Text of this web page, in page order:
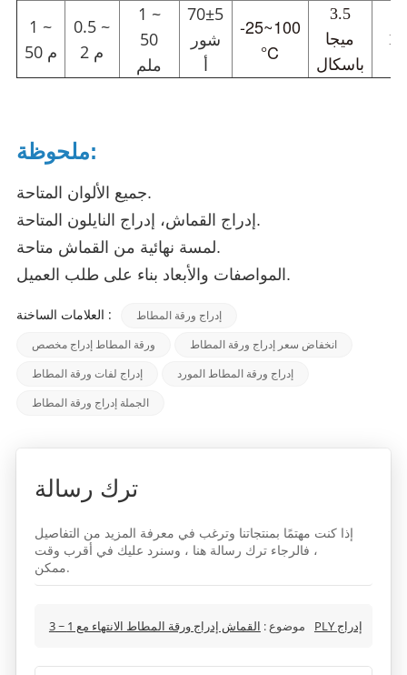
1 ~
50 م
0.5 ~
2 م
1 ~
50
ملم
70±5
شور
أ
-25~100
°C
3.5
ميجا
باسكال
ملحوظة:
جميع الألوان المتاحة.
إدراج القماش، إدراج النايلون المتاحة.
لمسة نهائية من القماش متاحة.
المواصفات والأبعاد بناء على طلب العميل.
العلامات الساخنة : إدراج ورقة المطاط
ورقة المطاط إدراج مخصص انخفاض سعر إدراج ورقة المطاط
إدراج لفات ورقة المطاط إدراج ورقة المطاط المورد
الجملة إدراج ورقة المطاط
ترك رسالة
إذا كنت مهتمًا بمنتجاتنا وترغب في معرفة المزيد من التفاصيل
، فالرجاء ترك رسالة هنا ، وسنرد عليك في أقرب وقت
ممكن.
موضوع : القماش إدراج ورقة المطاط الانتهاء مع 1 ~ 3PLY إدراج